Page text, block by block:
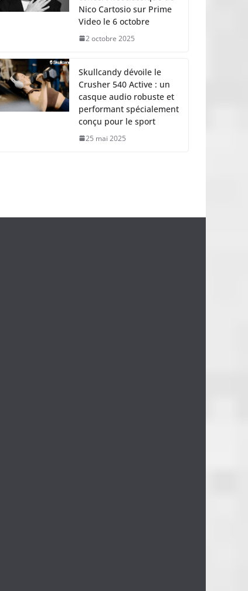
Nico Cartosio sur Prime
Video le 6 octobre
2 octobre 2025
Skullcandy dévoile le
Crusher 540 Active : un
casque audio robuste et
performant spécialement
conçu pour le sport
25 mai 2025